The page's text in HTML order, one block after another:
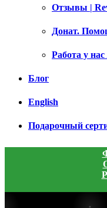
Отзывы |
Донат.
Работа у
Блог
English
Подарочный